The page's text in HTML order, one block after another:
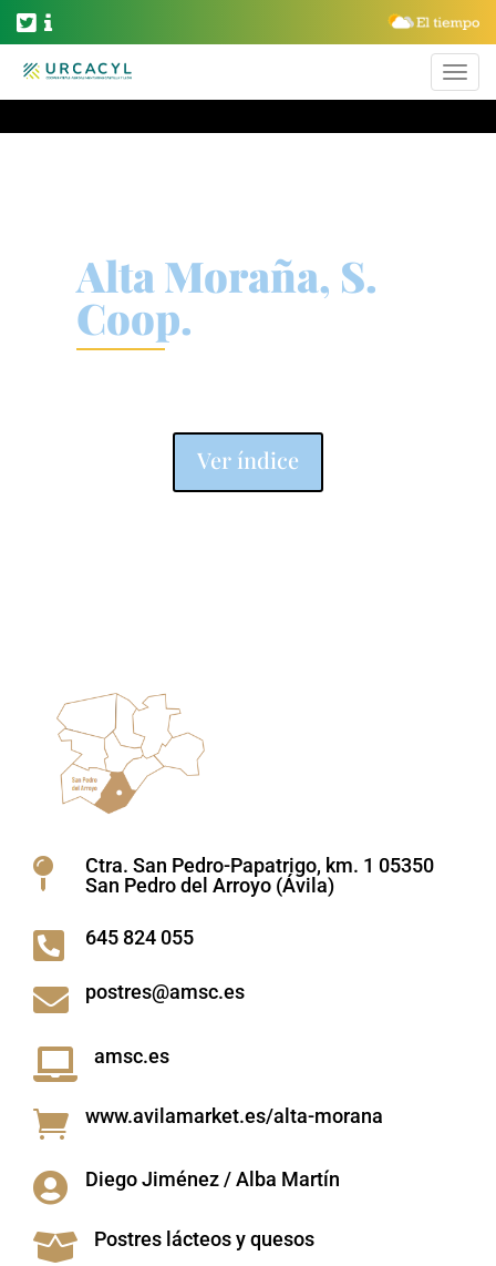
Alta Moraña, S.
Coop.
Ver índice

Ctra. San Pedro-Papatrigo, km. 1 05350
San Pedro del Arroyo (Ávila)
 645 824 055
 postres@amsc.es
 amsc.es
 www.avilamarket.es/alta-morana
 Diego Jiménez / Alba Martín
 Postres lácteos y quesos